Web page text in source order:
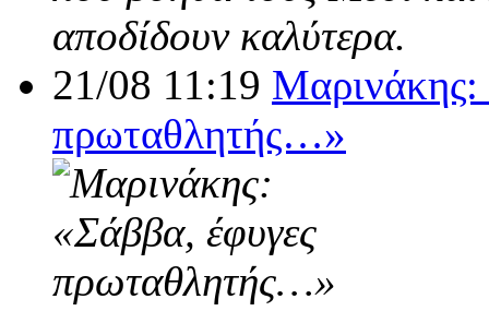
αποδίδουν καλύτερα.
21/08 11:19 Μαρινάκης:
πρωταθλητής…»